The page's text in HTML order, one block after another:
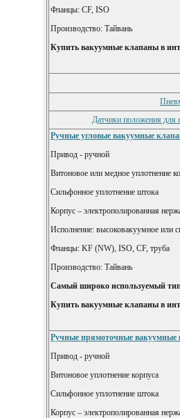
Фланцы: CF, ISO
Производство: Тайвань
Купить вакуумные клапаны в
Датчики положения для
Ручные угловые вакуумные
Привод - ручной
Витоновое или медное уплотнение
Сильфонное уплотнение штока
Корпус – электрополированная
Исполнение: высоковакуумное или
Фланцы: KF (NW), ISO, CF, труба
Производство: Тайвань
Самый широко используемый
Купить вакуумные клапаны в
Ручные прямоточные вакуумные
Привод - ручной
Витоновое уплотнение корпуса
Сильфонное уплотнение штока
Корпус – электрополированная